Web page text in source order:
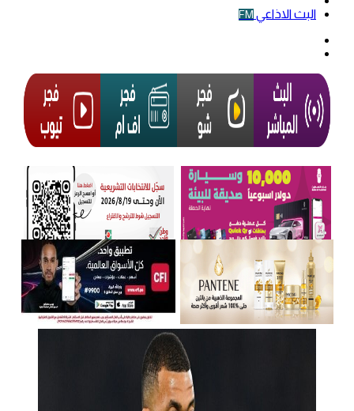
البث الاذاعي FM